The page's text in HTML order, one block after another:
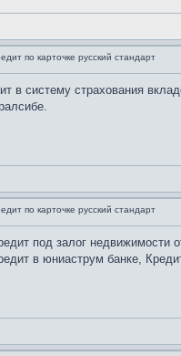
по карточке русский стандарт
в систему страхования
по карточке русский стандарт
под залог
в юниаструм банке,